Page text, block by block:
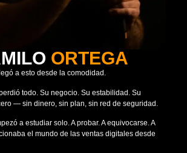
ORTEGA
a esto desde la comodidad.
todo. Su negocio. Su estabilidad. Su
— sin dinero, sin plan, sin red de seguridad.
a estudiar solo. A probar. A equivocarse. A
el mundo de las ventas digitales desde